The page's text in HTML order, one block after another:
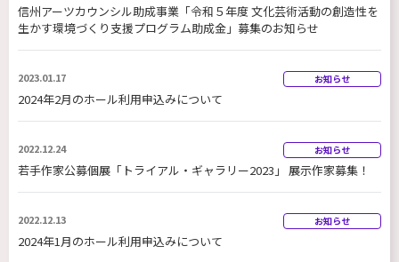
信州アーツカウンシル助成事業「令和５年度 文化芸術活動の創造性を
生かす環境づくり支援プログラム助成金」募集のお知らせ
2023.01.17 お知らせ
2024年2月のホール利用申込みについて
2022.12.24 お知らせ
若手作家公募個展「トライアル・ギャラリー2023」 展示作家募集！
2022.12.13 お知らせ
2024年1月のホール利用申込みについて